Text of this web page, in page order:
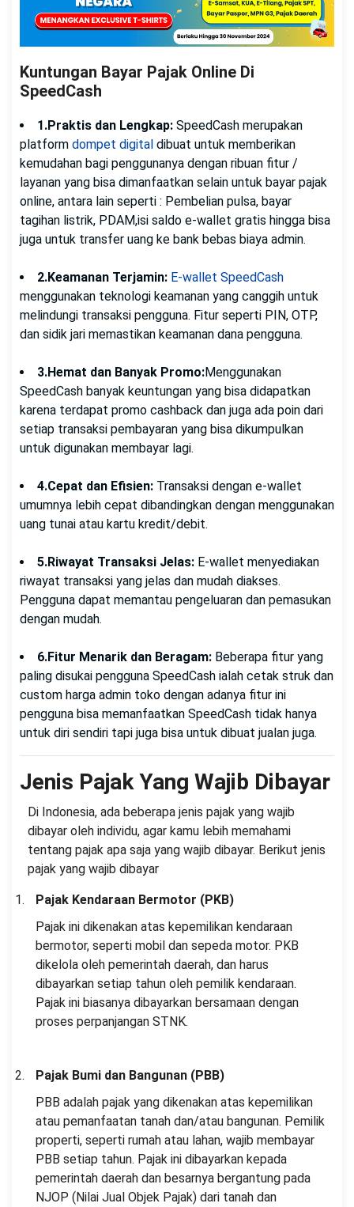
Kuntungan Bayar Pajak Online Di
SpeedCash
1.Praktis dan Lengkap: SpeedCash merupakan
platform dompet digital dibuat untuk memberikan
kemudahan bagi penggunanya dengan ribuan fitur /
layanan yang bisa dimanfaatkan selain untuk bayar pajak
online, antara lain seperti : Pembelian pulsa, bayar
tagihan listrik, PDAM,isi saldo e-wallet gratis hingga bisa
juga untuk transfer uang ke bank bebas biaya admin.
2.Keamanan Terjamin: E-wallet SpeedCash
menggunakan teknologi keamanan yang canggih untuk
melindungi transaksi pengguna. Fitur seperti PIN, OTP,
dan sidik jari memastikan keamanan dana pengguna.
3.Hemat dan Banyak Promo:Menggunakan
SpeedCash banyak keuntungan yang bisa didapatkan
karena terdapat promo cashback dan juga ada poin dari
setiap transaksi pembayaran yang bisa dikumpulkan
untuk digunakan membayar lagi.
4.Cepat dan Efisien: Transaksi dengan e-wallet
umumnya lebih cepat dibandingkan dengan menggunakan
uang tunai atau kartu kredit/debit.
5.Riwayat Transaksi Jelas: E-wallet menyediakan
riwayat transaksi yang jelas dan mudah diakses.
Pengguna dapat memantau pengeluaran dan pemasukan
dengan mudah.
6.Fitur Menarik dan Beragam: Beberapa fitur yang
paling disukai pengguna SpeedCash ialah cetak struk dan
custom harga admin toko dengan adanya fitur ini
pengguna bisa memanfaatkan SpeedCash tidak hanya
untuk diri sendiri tapi juga bisa untuk dibuat jualan juga.
Jenis Pajak Yang Wajib Dibayar
Di Indonesia, ada beberapa jenis pajak yang wajib
dibayar oleh individu, agar kamu lebih memahami
tentang pajak apa saja yang wajib dibayar. Berikut jenis
pajak yang wajib dibayar
Pajak Kendaraan Bermotor (PKB)
Pajak ini dikenakan atas kepemilikan kendaraan
bermotor, seperti mobil dan sepeda motor. PKB
dikelola oleh pemerintah daerah, dan harus
dibayarkan setiap tahun oleh pemilik kendaraan.
Pajak ini biasanya dibayarkan bersamaan dengan
proses perpanjangan STNK.
Pajak Bumi dan Bangunan (PBB)
PBB adalah pajak yang dikenakan atas kepemilikan
atau pemanfaatan tanah dan/atau bangunan. Pemilik
properti, seperti rumah atau lahan, wajib membayar
PBB setiap tahun. Pajak ini dibayarkan kepada
pemerintah daerah dan besarnya bergantung pada
NJOP (Nilai Jual Objek Pajak) dari tanah dan